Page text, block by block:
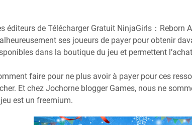
éditeurs de Télécharger Gratuit NinjaGirls：Reborn
ses joueurs de payer pour obtenir
dans la boutique du jeu et permettent
faire pour ne plus avoir à payer pour ces
Et chez Jochorne blogger Games, nous ne
est un freemium.